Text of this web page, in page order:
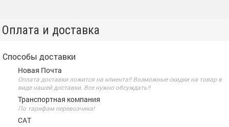
Оплата и доставка
Способы доставки
Новая Почта
Оплата доставки ложится на клиента!! Возможные скидки на товар в
виде нашей доставки. Все нужно обсуждать!!
Транспортная компания
По тарифам перевозчика!
САТ